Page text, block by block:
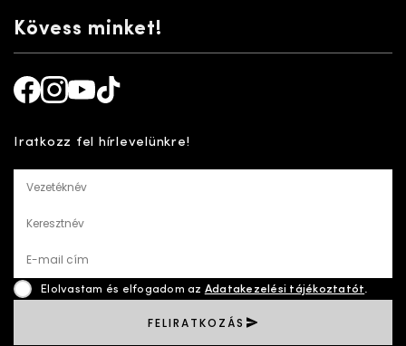
Kövess minket!
Iratkozz fel hírlevelünkre!
Vezetéknév
Keresztnév
E-mail cím
Elolvastam és elfogadom az Adatakezelési tájékoztatót.
FELIRATKOZÁS